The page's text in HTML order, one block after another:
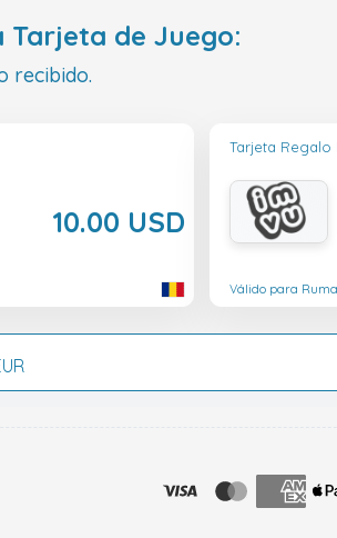
Tarjeta de Juego:
recibido.
10.00 USD
Tarjeta Regalo
Válido para